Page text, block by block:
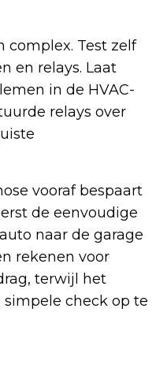
complex. Test zelf
en relays. Laat
in de HVAC-
relays over
vooraf bespaart
de eenvoudige
naar de garage
rekenen voor
terwijl het
check op te